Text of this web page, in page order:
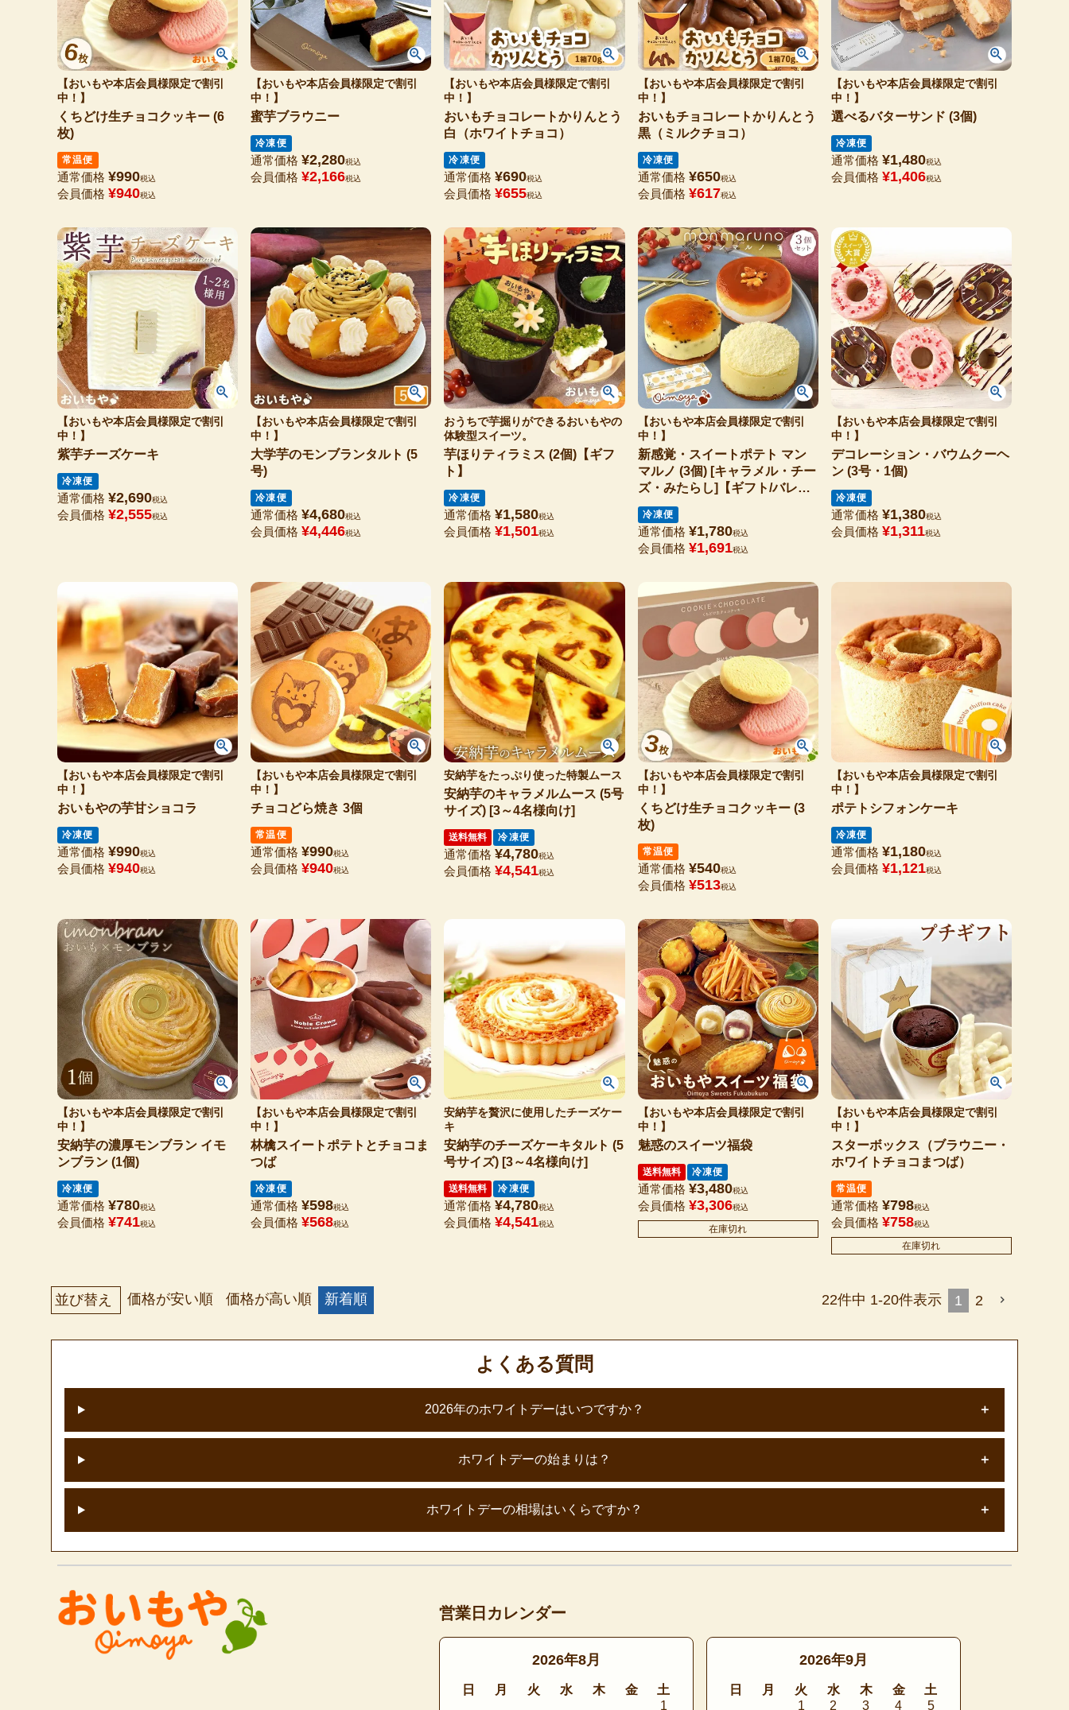
【おいもや本店会員様限定で割引
中！】
くちどけ生チョコクッキー (6
枚)
常温便
通常価格 ¥990税込
会員価格 ¥940税込
【おいもや本店会員様限定で割引
中！】
蜜芋ブラウニー
冷凍便
通常価格 ¥2,280税込
会員価格 ¥2,166税込
【おいもや本店会員様限定で割引
中！】
おいもチョコレートかりんとう
白（ホワイトチョコ）
冷凍便
通常価格 ¥690税込
会員価格 ¥655税込
【おいもや本店会員様限定で割引
中！】
おいもチョコレートかりんとう
黒（ミルクチョコ）
冷凍便
通常価格 ¥650税込
会員価格 ¥617税込
【おいもや本店会員様限定で割引
中！】
選べるバターサンド (3個)
冷凍便
通常価格 ¥1,480税込
会員価格 ¥1,406税込
【おいもや本店会員様限定で割引
中！】
紫芋チーズケーキ
冷凍便
通常価格 ¥2,690税込
会員価格 ¥2,555税込
【おいもや本店会員様限定で割引
中！】
大学芋のモンブランタルト (5
号)
冷凍便
通常価格 ¥4,680税込
会員価格 ¥4,446税込
おうちで芋掘りができるおいもやの
体験型スイーツ。
芋ほりティラミス (2個)【ギフ
ト】
冷凍便
通常価格 ¥1,580税込
会員価格 ¥1,501税込
【おいもや本店会員様限定で割引
中！】
新感覚・スイートポテト マン
マルノ (3個) [キャラメル・チー
ズ・みたらし]【ギフト/バレン
タイン/ホワイトデー】
冷凍便
通常価格 ¥1,780税込
会員価格 ¥1,691税込
【おいもや本店会員様限定で割引
中！】
デコレーション・バウムクーヘ
ン (3号・1個)
冷凍便
通常価格 ¥1,380税込
会員価格 ¥1,311税込
【おいもや本店会員様限定で割引
中！】
おいもやの芋甘ショコラ
冷凍便
通常価格 ¥990税込
会員価格 ¥940税込
【おいもや本店会員様限定で割引
中！】
チョコどら焼き 3個
常温便
通常価格 ¥990税込
会員価格 ¥940税込
安納芋をたっぷり使った特製ムース
安納芋のキャラメルムース (5号
サイズ) [3～4名様向け]
送料無料 冷凍便
通常価格 ¥4,780税込
会員価格 ¥4,541税込
【おいもや本店会員様限定で割引
中！】
くちどけ生チョコクッキー (3
枚)
常温便
通常価格 ¥540税込
会員価格 ¥513税込
【おいもや本店会員様限定で割引
中！】
ポテトシフォンケーキ
冷凍便
通常価格 ¥1,180税込
会員価格 ¥1,121税込
【おいもや本店会員様限定で割引
中！】
安納芋の濃厚モンブラン イモ
ンブラン (1個)
冷凍便
通常価格 ¥780税込
会員価格 ¥741税込
【おいもや本店会員様限定で割引
中！】
林檎スイートポテトとチョコま
つば
冷凍便
通常価格 ¥598税込
会員価格 ¥568税込
安納芋を贅沢に使用したチーズケー
キ
安納芋のチーズケーキタルト (5
号サイズ) [3～4名様向け]
送料無料 冷凍便
通常価格 ¥4,780税込
会員価格 ¥4,541税込
【おいもや本店会員様限定で割引
中！】
魅惑のスイーツ福袋
送料無料 冷凍便
通常価格 ¥3,480税込
会員価格 ¥3,306税込
在庫切れ
【おいもや本店会員様限定で割引
中！】
スターボックス（ブラウニー・
ホワイトチョコまつば）
常温便
通常価格 ¥798税込
会員価格 ¥758税込
在庫切れ
並び替え 価格が安い順 価格が高い順 新着順 22件中 1-20件表示 1 2
よくある質問
2026年のホワイトデーはいつですか？
ホワイトデーの始まりは？
ホワイトデーの相場はいくらですか？
営業日カレンダー
2026年8月
日 月 火 水 木 金
土
1
2026年9月
日 月 火 水 木 金
土
1
2 3 4 5